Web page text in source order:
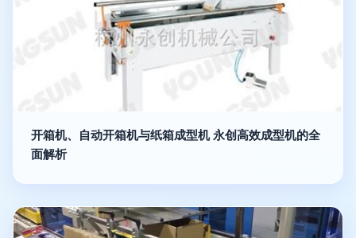
开箱机、自动开箱机与纸箱成型机 永创高效成型机的全
面解析